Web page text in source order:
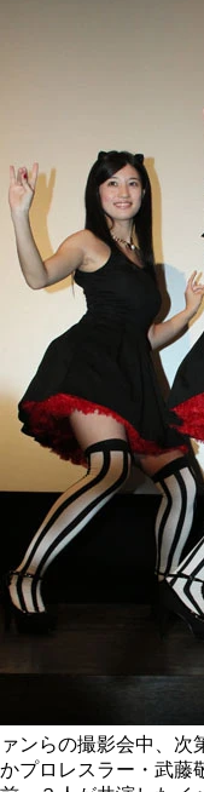
ァンらの撮影会中、次
かプロレスラー・武藤